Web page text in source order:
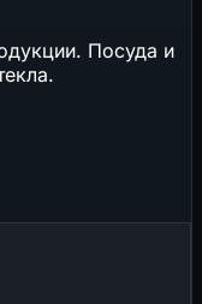
Посуда и